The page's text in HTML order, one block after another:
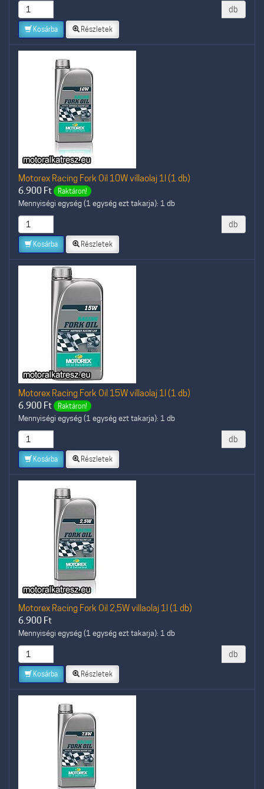
db
Kosárba Részletek
Motorex Racing Fork Oil 10W villaolaj 1l (1 db)
6.900 Ft Raktáron!
Mennyiségi egység (1 egység ezt takarja): 1 db
db
Kosárba Részletek
Motorex Racing Fork Oil 15W villaolaj 1l (1 db)
6.900 Ft Raktáron!
Mennyiségi egység (1 egység ezt takarja): 1 db
db
Kosárba Részletek
Motorex Racing Fork Oil 2,5W villaolaj 1l (1 db)
6.900 Ft
Mennyiségi egység (1 egység ezt takarja): 1 db
db
Kosárba Részletek